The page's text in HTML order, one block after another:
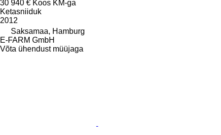
30 940 € Koos KM-ga
Ketasniiduk
2012
Saksamaa, Hamburg
E-FARM GmbH
Võta ühendust müüjaga